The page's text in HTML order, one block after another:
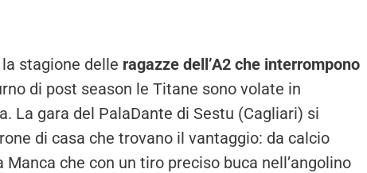
stagione delle ragazze dell’A2 che interrompono
di post season le Titane sono volate in
La gara del PalaDante di Sestu (Cagliari) si
di casa che trovano il vantaggio: da calcio
che con un tiro preciso buca nell’angolino